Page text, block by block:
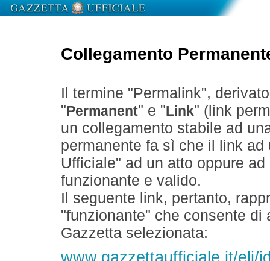
Collegamento
Il termine "Permalink",
" Permanent" e " Link" (link
un collegamento stabile ad
permanente fa sì che il link
Ufficiale" ad un atto oppure
funzionante e valido.
Il seguente link, pertanto,
"funzionante" che consente
Gazzetta selezionata:
www.gazzettaufficiale.it/eli/